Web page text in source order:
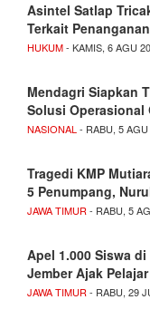
Asintel Satlap
Terkait
HUKUM- KAMIS, 6 AGU
Mendagri Siapkan
Solusi Operasional
NASIONAL - RABU, 5
Tragedi KMP
5 Penumpang,
JAWA TIMUR - RABU, 5
Apel 1.000 Siswa
Jember Ajak
JAWA TIMUR - RABU, 29